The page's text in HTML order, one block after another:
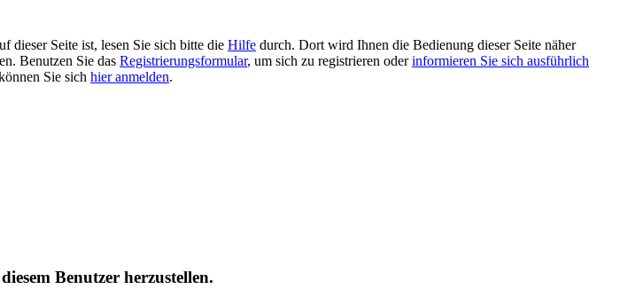
dieser Seite ist, lesen Sie sich bitte die Hilfe durch. Dort wird Ihnen die Bedienung dieser Seite näher
Benutzen Sie das Registrierungsformular, um sich zu registrieren oderinformieren Sie sich ausführlich
Sie sich hier anmelden.
Benutzer herzustellen.